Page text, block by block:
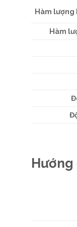
Hàm lượng
Hàm
Hướng